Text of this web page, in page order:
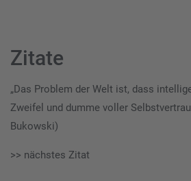
Zitate
„Das Problem der Welt ist, dass
Zweifel und dumme voller
Bukowski)
>> nächstes Zitat